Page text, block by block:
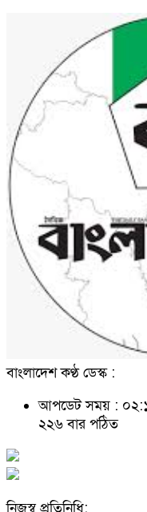
বাংলাদেশ কণ্ঠ ডেস্ক :
আপডেট সময় :
২২৬ বার পঠিত